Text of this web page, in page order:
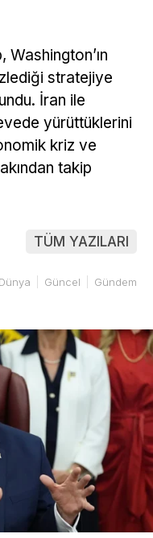
stratejiye
İran ile
yürüttüklerini
kriz ve
takip
TÜM YAZILARI
Dünya Güncel Gündem